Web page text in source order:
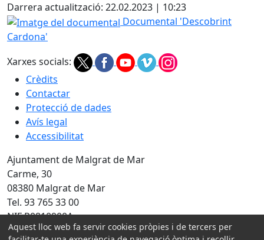
Darrera actualització: 22.02.2023 | 10:23
Imatge del documental
Documental 'Descobrint
Cardona'
Xarxes socials:
Crèdits
Contactar
Protecció de dades
Avís legal
Accessibilitat
Ajuntament de Malgrat de Mar
Carme, 30
08380 Malgrat de Mar
Tel. 93 765 33 00
NIF P0810900A
Aquest lloc web fa servir cookies pròpies i de tercers per